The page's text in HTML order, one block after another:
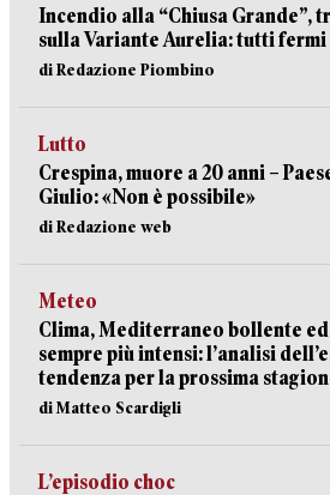
Incendio alla “Chiusa Grande”,
sulla Variante Aurelia: tutti fermi
di Redazione Piombino
Lutto
Crespina, muore a 20 anni –
Giulio: «Non è possibile»
di Redazione web
Meteo
Clima, Mediterraneo bollente
sempre più intensi: l’analisi
tendenza per la prossima
di Matteo Scardigli
L’episodio choc